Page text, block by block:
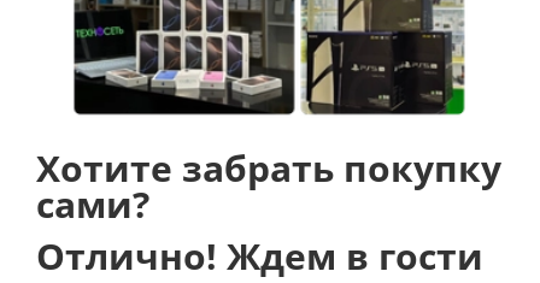
Хотите забрать покупку
сами?
Отлично! Ждем в гости